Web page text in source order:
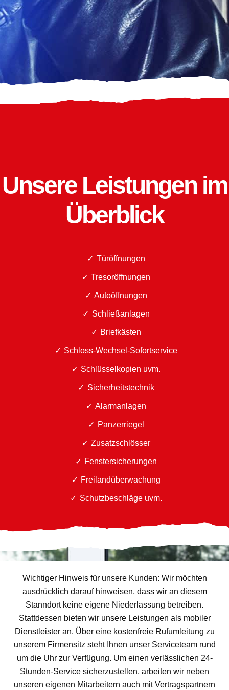
Unsere Leistungen im
Überblick
Türöffnungen
Tresoröffnungen
Autoöffnungen
Schließanlagen
Briefkästen
Schloss-Wechsel-Sofortservice
Schlüsselkopien uvm.
Sicherheitstechnik
Alarmanlagen
Panzerriegel
Zusatzschlösser
Fenstersicherungen
Freilandüberwachung
Schutzbeschläge uvm.
Wichtiger Hinweis für unsere Kunden: Wir möchten
ausdrücklich darauf hinweisen, dass wir an diesem
Stanndort keine eigene Niederlassung betreiben.
Stattdessen bieten wir unsere Leistungen als mobiler
Dienstleister an. Über eine kostenfreie Rufumleitung zu
unserem Firmensitz steht Ihnen unser Serviceteam rund
um die Uhr zur Verfügung. Um einen verlässlichen 24-
Stunden-Service sicherzustellen, arbeiten wir neben
unseren eigenen Mitarbeitern auch mit Vertragspartnern